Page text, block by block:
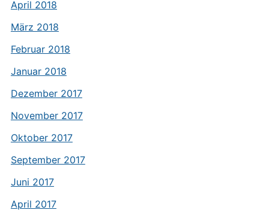
April 2018
März 2018
Februar 2018
Januar 2018
Dezember 2017
November 2017
Oktober 2017
September 2017
Juni 2017
April 2017